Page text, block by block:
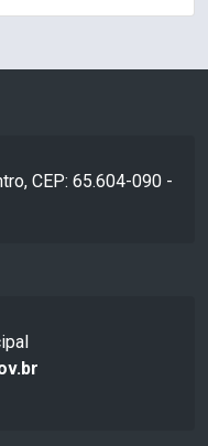
CEP: 65.604-090 -